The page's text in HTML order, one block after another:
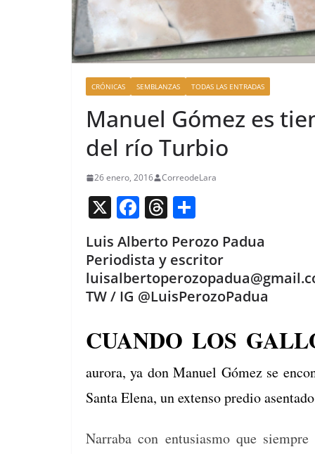
CRÓNICAS SEMBLANZAS TODAS LAS ENTRADAS
Manuel Gómez es
del río Turbio
26 enero, 2016 CorreodeLara
X F
c
e
b
o
k
T
h
re
a
d
m
p
ar
Luis Alberto Perozo Padua
Periodista y escritor
TW / IG @LuisPerozoPadua
CUANDO LOS
auro­ra, ya don Manuel Gómez se
San­ta Ele­na, un exten­so pre­dio
Narra­ba con entu­si­as­mo que